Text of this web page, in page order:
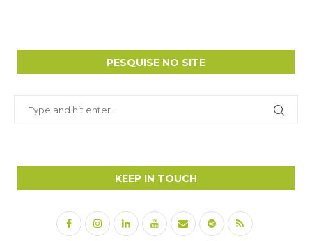
PESQUISE NO SITE
KEEP IN TOUCH